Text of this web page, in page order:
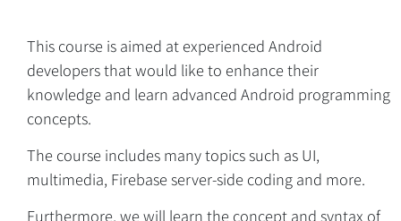
This course is aimed at experienced Android
developers that would like to enhance their
knowledge and learn advanced Android programming
concepts.
The course includes many topics such as UI,
multimedia, Firebase server-side coding and more.
Furthermore, we will learn the concept and syntax of